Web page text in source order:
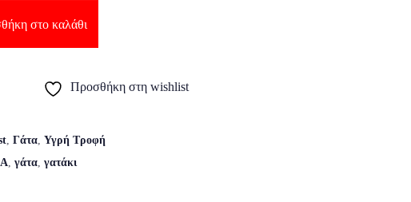
στο καλάθι
Προσθήκη στη wishlist
,Γάτα,Υγρή Τροφή
,γάτα,γατάκι